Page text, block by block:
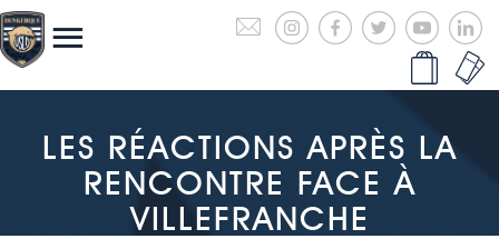
LES RÉACTIONS APRÈS LA
RENCONTRE FACE À
VILLEFRANCHE